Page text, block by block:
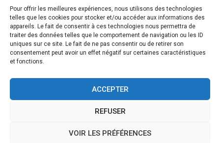
Pour offrir les meilleures expériences, nous utilisons des technologies
telles que les cookies pour stocker et/ou accéder aux informations des
appareils. Le fait de consentir à ces technologies nous permettra de
traiter des données telles que le comportement de navigation ou les ID
uniques sur ce site. Le fait de ne pas consentir ou de retirer son
consentement peut avoir un effet négatif sur certaines caractéristiques
et fonctions.
ACCEPTER
REFUSER
VOIR LES PRÉFÉRENCES
r
EMAIL
contact@ldnr.fr
TÉLÉPHONE
05 61 00 14 85
Règlement intérieur